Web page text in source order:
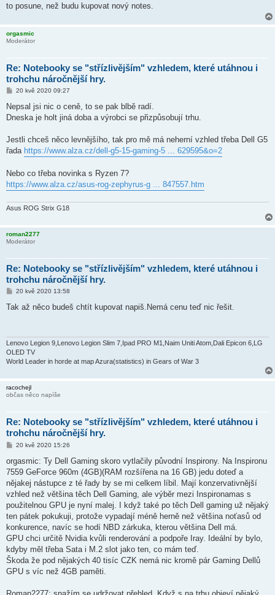
to posune, než budu kupovat nový notes.
orgasmic
Moderátor
Re: Notebooky se "střízlivějším" vzhledem, které utáhnou i
trohchu náročnější hry.
P
í
s
p
e
k
20 kvě 2020 09:27
Nepsal jsi nic o ceně, to se pak blbě radí.
Dneska je holt jiná doba a výrobci se přizpůsobují trhu.
Jestli chceš něco levnějšího, tak pro mě má neherní vzhled třeba Dell G5
řada https://www.alza.cz/dell-g5-15-gaming-5 ... 629595&o=2
Nebo co třeba novinka s Ryzen 7?
https://www.alza.cz/asus-rog-zephyrus-g ... 847557.htm
Asus ROG Strix G18
roman2277
Moderátor
Re: Notebooky se "střízlivějším" vzhledem, které utáhnou i
trohchu náročnější hry.
P
í
e
k
20 kvě 2020 13:58
Tak až něco budeš chtít kupovat napiš.Nemá cenu teď nic řešit.
Lenovo Legion 9,Lenovo Legion Slim 7,Ipad PRO M1,Naim Uniti Atom,Dali Epicon 6,LG
OLED TV
World Leader in horde at map Azura(statistics) in Gears of War 3
racochejl
občas něco napíše
Re: Notebooky se "střízlivějším" vzhledem, které utáhnou i
trohchu náročnější hry.
P
í
s
p
ě
v
e
k
20 kvě 2020 15:26
orgasmic: Ty Dell Gaming skoro vytlačily původní Inspirony. Na Inspironu
7559 GeForce 960m (4GB)(RAM rozšířena na 16 GB) jedu doteď a
nějakej nástupce z té řady by se mi celkem líbil. Mají konzervativnější
vzhled než většina těch Dell Gaming, ale výběr mezi Inspironamas s
použitelnou GPU je nyní malej. I když také po těch Dell gaming už nějaký
ten pátek pokukuji, protože vypadají méně herně než většina noťasů od
konkurence, navíc se hodí NBD zárkuka, kterou většina Dell má.
GPU chci určitě Nvidia kvůli renderování a podpoře Iray. Ideální by bylo,
kdyby měl třeba Sata i M.2 slot jako ten, co mám teď.
Škoda že pod nějakých 40 tisíc CZK nemá nic kromě pár Gaming Dellů
GPU s víc než 4GB paměti.